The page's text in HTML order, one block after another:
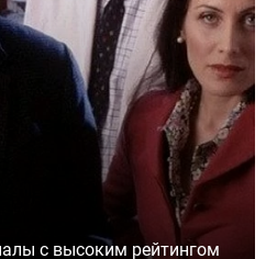
с высоким рейтингом